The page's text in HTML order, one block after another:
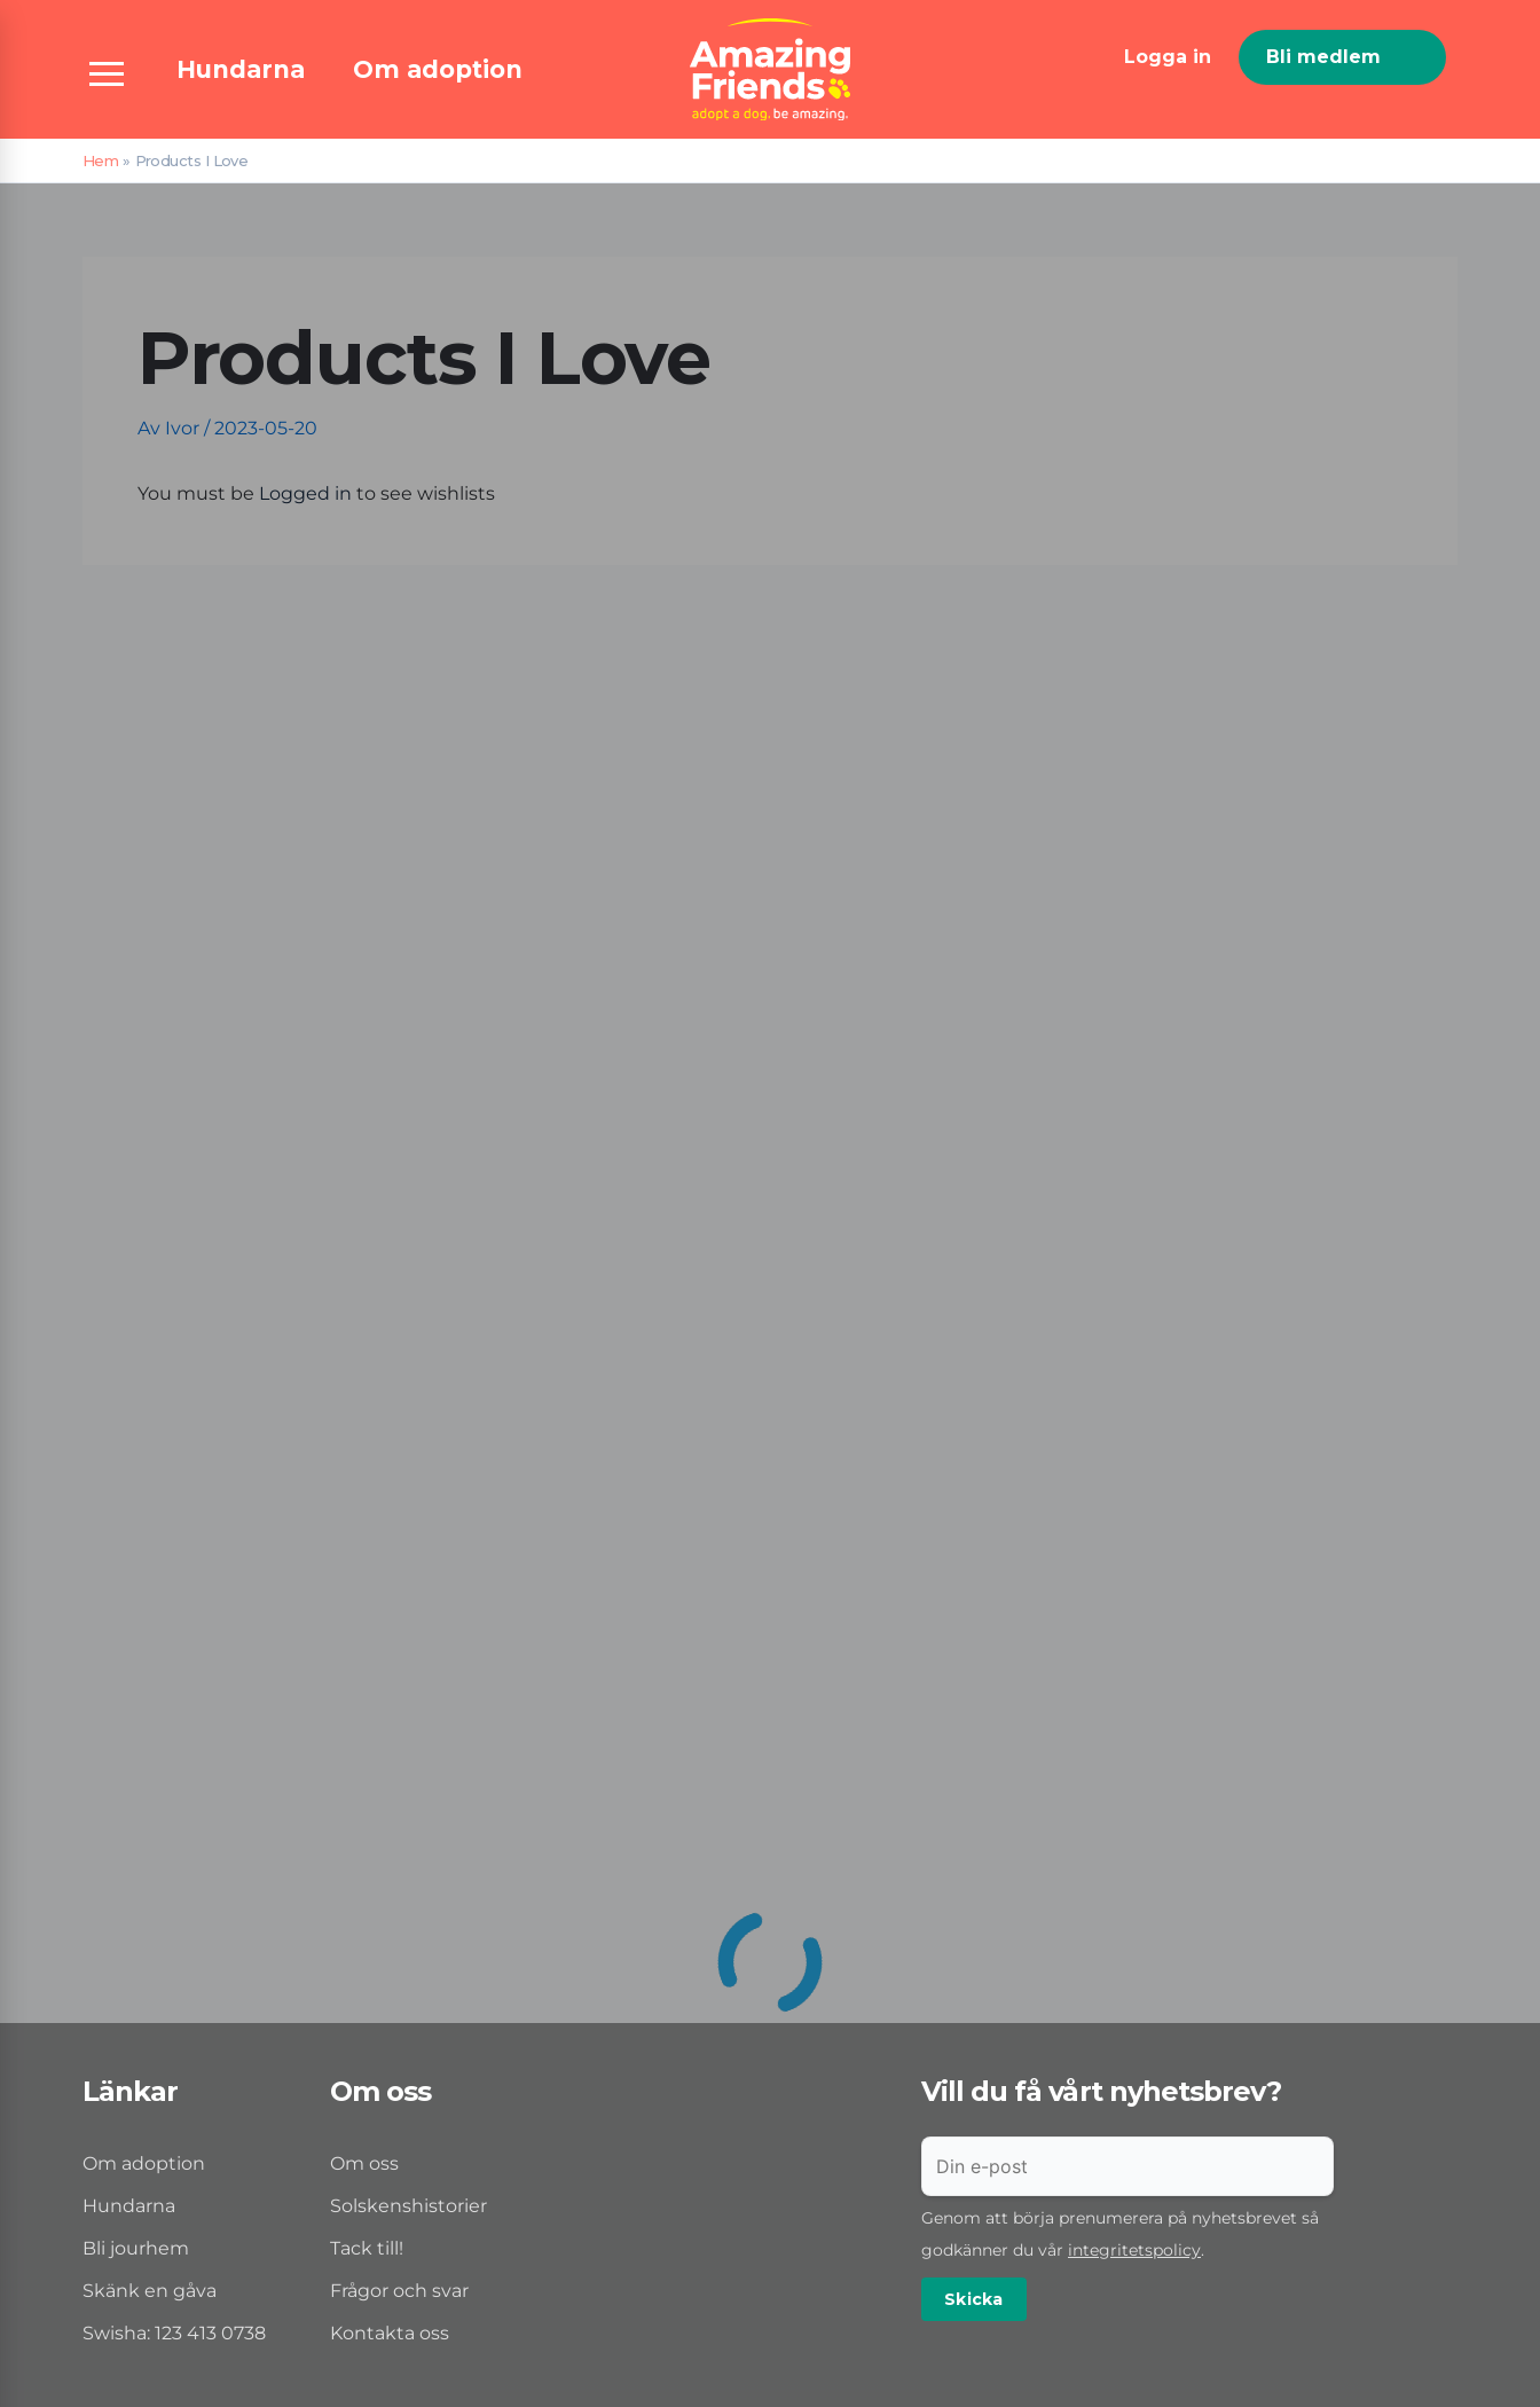
Hundarna Om adoption Logga in Bli medlem
Hem Products I Love
Products I Love
Av Ivor /2023-05-20
You must be Logged in to see wishlists
Länkar
Om adoption
Hundarna
Bli jourhem
Skänk en gåva
Swisha: 123 413 0738
Om oss
Om oss
Solskenshistorier
Tack till!
Frågor och svar
Kontakta oss
Vill du få vårt nyhetsbrev?
Genom att börja prenumerera på nyhetsbrevet så
godkänner du vår integritetspolicy.